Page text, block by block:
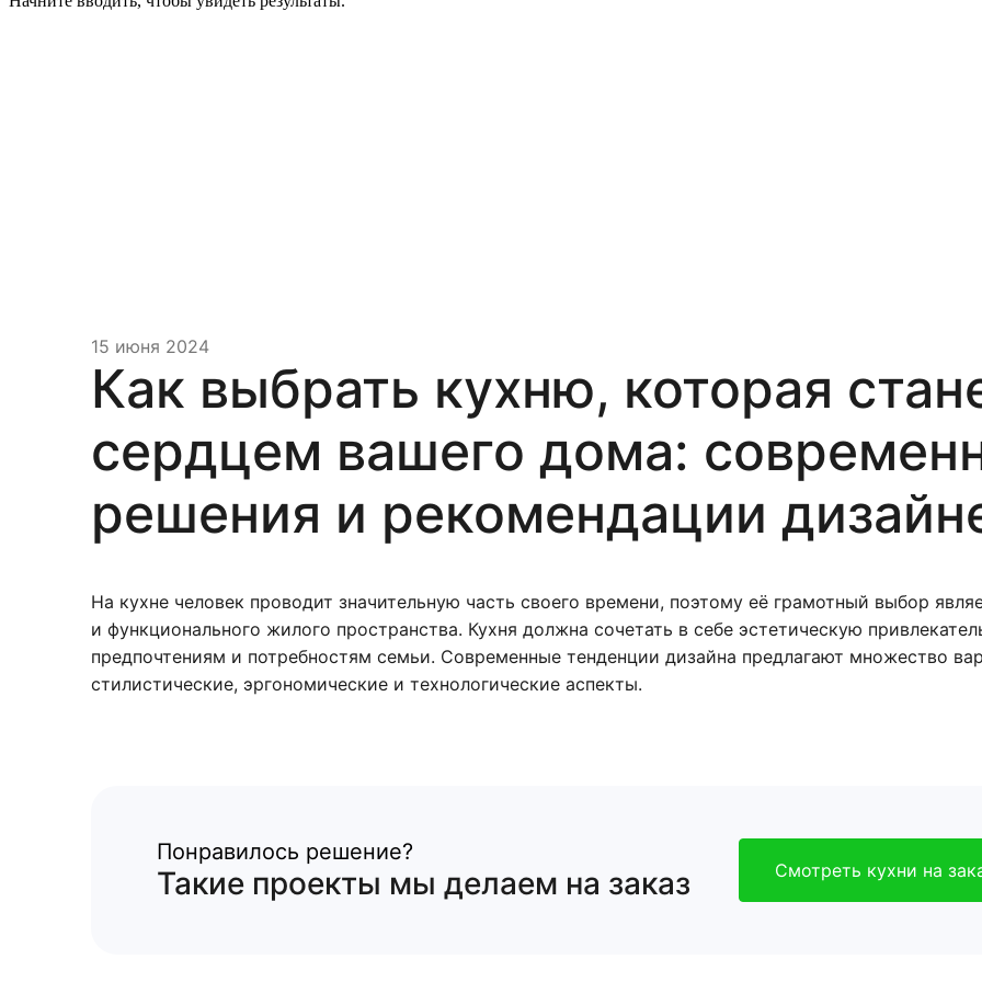
15 июня 2024
Как выбрать кухню, которая
сердцем вашего дома:
решения и рекомендации
На кухне человек проводит значительную часть своего времени, поэтому её грамотный выбор
и функционального жилого пространства. Кухня должна сочетать в себе эстетическую
предпочтениям и потребностям семьи. Современные тенденции дизайна предлагают множество
стилистические, эргономические и технологические аспекты.
Понравилось решение?
Такие проекты мы делаем на заказ Смотреть кухни на